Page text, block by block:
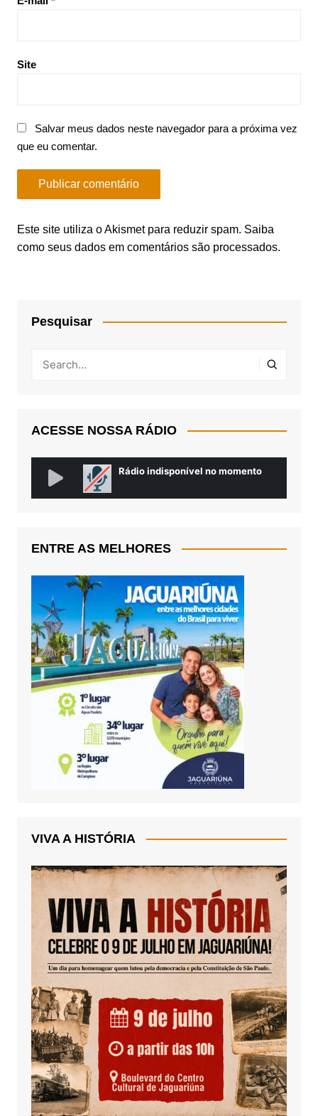
Site
Salvar meus dados neste navegador para a próxima vez
que eu comentar.
Este site utiliza o Akismet para reduzir spam. Saiba
como seus dados em comentários são processados.
Pesquisar
ACESSE NOSSA RÁDIO
ENTRE AS MELHORES
VIVA A HISTÓRIA